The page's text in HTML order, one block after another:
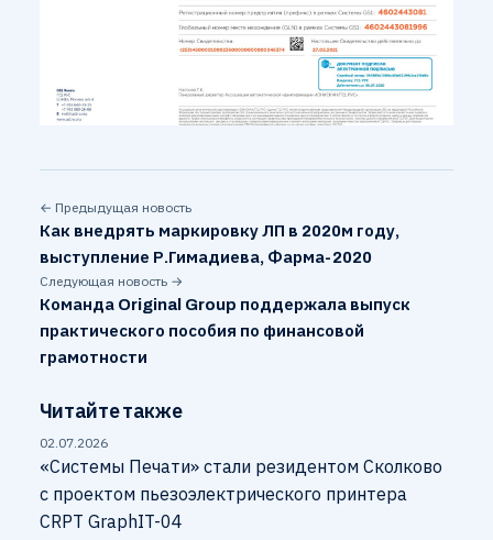
← Предыдущая новость
Как внедрять маркировку ЛП в 2020м году,
выступление Р.Гимадиева, Фарма-2020
Следующая новость →
Команда Original Group поддержала выпуск
практического пособия по финансовой
грамотности
Читайте также
02.07.2026
«Системы Печати» стали резидентом Сколково
с проектом пьезоэлектрического принтера
CRPT GraphIT-04